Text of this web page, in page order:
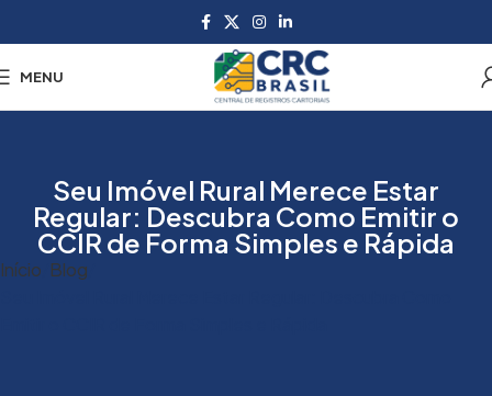
MENU
Seu Imóvel Rural Merece Estar
Regular: Descubra Como Emitir o
CCIR de Forma Simples e Rápida
Início Blog